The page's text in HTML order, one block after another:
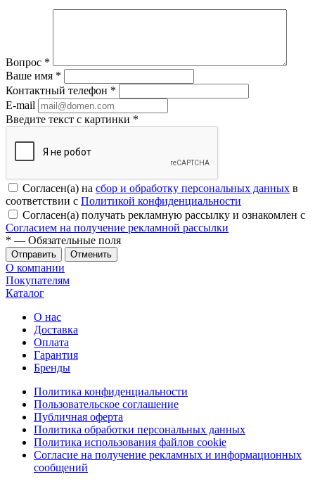
Вопрос *
Ваше имя *
Контактный телефон *
E-mail
Введите текст с картинки *
Согласен(а) на сбор и обработку персональных данных в
соответствии с Политикой конфиденциальности
Согласен(а) получать рекламную рассылку и ознакомлен с
Согласием на получение рекламной рассылки
* — Обязательные поля
Отменить
О компании
Покупателям
Каталог
О нас
Доставка
Оплата
Гарантия
Бренды
Политика конфиденциальности
Пользовательское соглашение
Публичная оферта
Политика обработки персональных данных
Политика использования файлов cookie
Согласие на получение рекламных и информационных
сообщений